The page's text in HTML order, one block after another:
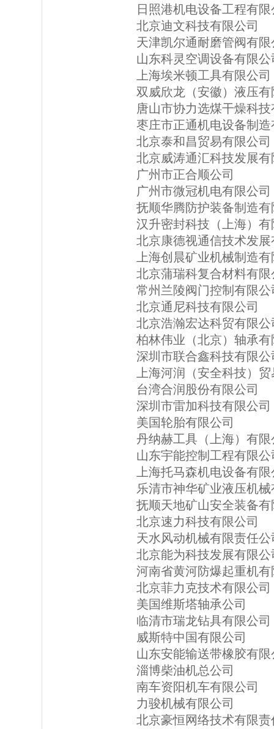
日照港机电设备工程有限
北京迪文科技有限公司
天津凯尔通耐磨管阀有限
山东科灵空调设备有限公
上海埃米顿工具有限公司
双威欣龙（安徽）液压
唐山市协力选煤干燥科
枣庄市正通机电设备制
北京泰和昌贸易有限公司
北京威涛通汇科技发展有
广州市正合顺公司
广州市微冠机电有限公司
抚顺华腾防护装备制造有
汉升密封科技（上海）有
北京康德视通信技术发
上海创晨矿业机械制造
北京蒲瑞科复合材料有限
常州兰陵阀门控制有限公
北京通尼科技有限公司
北京浩瀚宏达科贸有限公
柏林伟业（北京）轴承
深圳市联合鑫科技有限公
上海河润（安全科技）
台湾合润股份有限公司
深圳市雷加科技有限公司
美国轮胎有限公司
丹纳赫工具（上海）有限
山东宇能控制工程有限公
上海托马森机电设备有
乐清市神华矿业液压机
抚顺天地矿山安全装备有
北京速力科技有限公司
天水风动机械有限责任公
北京能为科技发展有限公
河南省黄河防爆起重机有
北京菲力克技术有限公司
美国维斯塔轴承公司
临清市瑞龙钻具有限公司
威斯特中国有限公司
山东安能输送带橡胶有限
淄博柴油机总公司
南车资阳机车有限公司
力骏机械有限公司
北京豪恒网络技术有限责